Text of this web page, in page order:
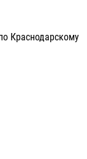
Краснодарскому